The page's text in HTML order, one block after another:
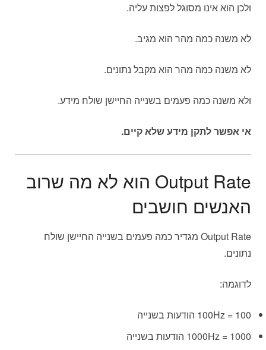
ולכן הוא אינו מסוגל לפצות עליה.
לא משנה כמה מהר הוא מגיב.
לא משנה כמה מהר הוא מקבל נתונים.
ולא משנה כמה פעמים בשנייה החיישן שולח מידע.
אי אפשר לתקן מידע שלא קיים.
Output Rate הוא לא מה שרוב
האנשים חושבים
Output Rate מגדיר כמה פעמים בשנייה החיישן שולח
נתונים.
לדוגמה:
100Hz = 100 הודעות בשנייה
1000Hz = 1000 הודעות בשנייה